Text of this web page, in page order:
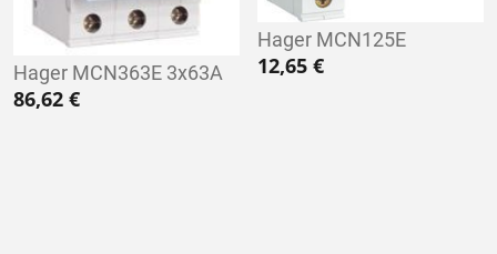
Hager MCN363E 3x63A
86,62 €
Hager MCN125E
12,65€